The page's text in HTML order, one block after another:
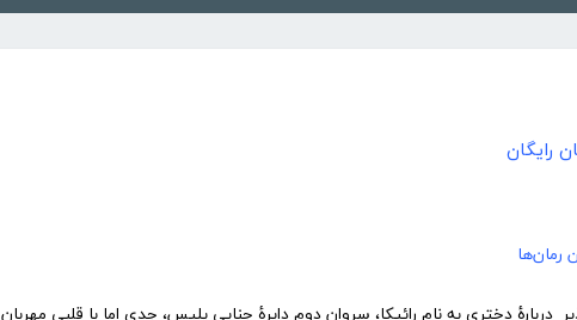
رایگان
رمان‌ها
دربارۀ دختری به نام رائیکا، سروان دوم دایرهٔ جنایی پلیس، جدی اما با قلبی مهربان